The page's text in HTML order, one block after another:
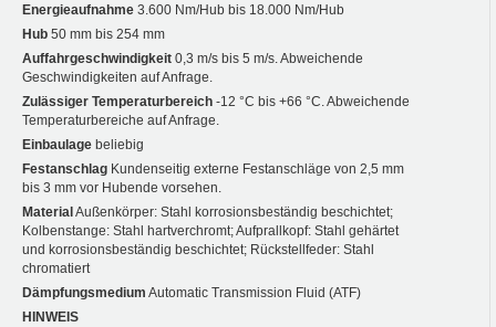
Energieaufnahme 3.600 Nm/Hub bis 18.000 Nm/Hub
Hub 50 mm bis 254 mm
Auffahrgeschwindigkeit 0,3 m/s bis 5 m/s. Abweichende
Geschwindigkeiten auf Anfrage.
Zulässiger Temperaturbereich -12 °C bis +66 °C. Abweichende
Temperaturbereiche auf Anfrage.
Einbaulage beliebig
Festanschlag Kundenseitig externe Festanschläge von 2,5 mm
bis 3 mm vor Hubende vorsehen.
MaterialAußenkörper: Stahl korrosionsbeständig beschichtet;
Kolbenstange: Stahl hartverchromt; Aufprallkopf: Stahl gehärtet
und korrosionsbeständig beschichtet; Rückstellfeder: Stahl
chromatiert
Dämpfungsmedium Automatic Transmission Fluid (ATF)
HINWEIS